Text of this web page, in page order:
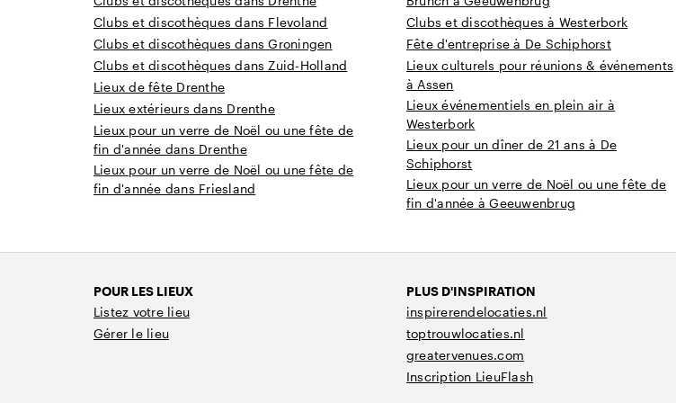
Clubs et discothèques dans Flevoland
Clubs et discothèques dans Groningen
Clubs et discothèques dans Zuid-Holland
Lieux de fête Drenthe
Lieux extérieurs dans Drenthe
Lieux pour un verre de Noël ou une fête de
fin d'année dans Drenthe
Lieux pour un verre de Noël ou une fête de
fin d'année dans Friesland
Clubs et discothèques à Westerbork
Fête d'entreprise à De Schiphorst
Lieux culturels pour réunions & événements
à Assen
Lieux événementiels en plein air à
Westerbork
Lieux pour un dîner de 21 ans à De
Schiphorst
Lieux pour un verre de Noël ou une fête de
fin d'année à Geeuwenbrug
POUR LES LIEUX
Listez votre lieu
Gérer le lieu
PLUS D'INSPIRATION
inspirerendelocaties.nl
toptrouwlocaties.nl
greatervenues.com
Inscription LieuFlash